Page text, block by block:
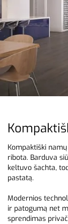
Kompaktiški
ribota. Barduva
keltuvo šachta,
pastatą.
Modernios
ir patogumą net
sprendimas